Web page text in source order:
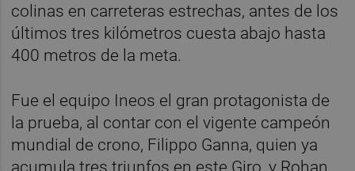
colinas en carreteras estrechas, antes de los
últimos tres kilómetros cuesta abajo hasta
400 metros de la meta.
Fue el equipo Ineos el gran protagonista de
la prueba, al contar con el vigente campeón
mundial de crono, Filippo Ganna, quien ya